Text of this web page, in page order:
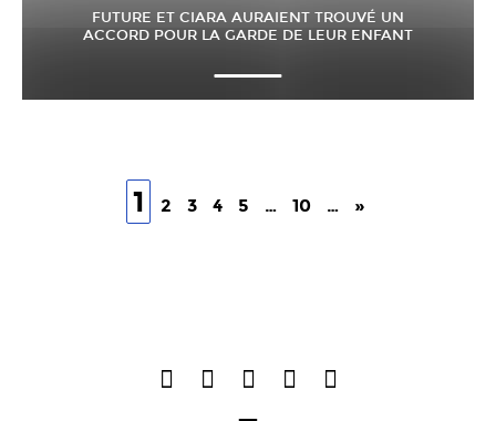
FUTURE ET CIARA AURAIENT TROUVÉ UN
ACCORD POUR LA GARDE DE LEUR ENFANT
1 2 3 4 5 … 10 … »